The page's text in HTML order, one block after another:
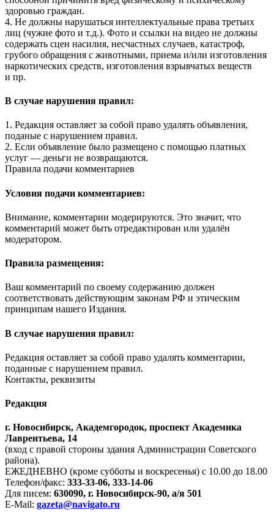
здоровью граждан.
4. Не должны нарушаться интеллектуальные права третьих
лиц (чужие фото и т.д.). Фото и ссылки на видео не должны
содержать сцен насилия, несчастных случаев, катастроф,
грубого обращения с животными, приема и/или изготовления
наркотических средств, изготовления взрывчатых веществ
и пр.
В случае нарушения правил:
1. Редакция оставляет за собой право удалять объявления,
поданые с нарушением правил.
2. Если объявление было размещено с помощью платных
услуг — деньги не возвращаются.
Правила подачи комментариев
Условия подачи комментариев:
Внимание, комментарии модерируются. Это значит, что
комментарий может быть отредактирован или удалён
модератором.
Правила размещения:
Ваш комментарий по своему содержанию должен
соответствовать действующим законам РФ и этическим
принципам нашего Издания.
В случае нарушения правил:
Редакция оставляет за собой право удалять комментарии,
поданные с нарушением правил.
Контакты, реквизиты
Редакция
г. Новосибирск, Академгородок, проспект Академика
Лаврентьева, 14
(вход с правой стороны здания Администрации Советского
района).
ЕЖЕДНЕВНО (кроме субботы и воскресенья) с 10.00 до 18.00
Телефон/факс: 333-33-06, 333-14-06
Для писем: 630090, г. Новосибирск-90, а/я 501
E-Mail: gazeta@navigato.ru